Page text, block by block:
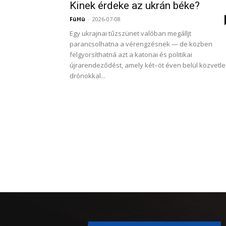
Kinek érdeke az ukrán béke?
FüHü - 2026-07-08
Egy ukrajnai tűzszünet valóban megálljt
parancsolhatna a vérengzésnek — de közben
felgyorsíthatná azt a katonai és politikai
újrarendeződést, amely két–öt éven belül
drónokkal...